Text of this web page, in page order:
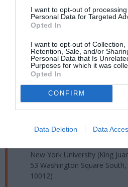
I want to opt-out of
Personal Data for Targeted
Opted In
I want to opt-out of Collection,
Retention, Sale, and/or
Personal Data that Is
Purposes for which it was
Opted In
CONFIRM
Data Deletion Data
Οι σκηνοθέτες θα εργαστούν για
εβδομάδων με αμερικανούς
θα είναι μία συλλογική
ουσιαστικής ανταλλαγής και
Ταυτότητα
Ημερομηνία:
Από: 04/05/2019 Εως:
New York University (King
53 Washington Square
10012)